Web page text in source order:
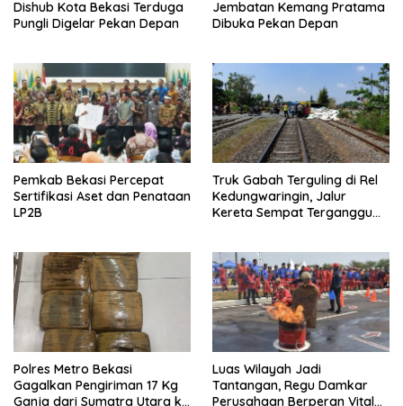
Dishub Kota Bekasi Terduga
Pungli Digelar Pekan Depan
Jembatan Kemang Pratama
Dibuka Pekan Depan
Pemkab Bekasi Percepat
Sertifikasi Aset dan Penataan
LP2B
Truk Gabah Terguling di Rel
Kedungwaringin, Jalur
Kereta Sempat Terganggu
Polres Metro Bekasi
Gagalkan Pengiriman 17 Kg
Ganja dari Sumatra Utara ke
Luas Wilayah Jadi
Tantangan, Regu Damkar
Perusahaan Berperan Vital